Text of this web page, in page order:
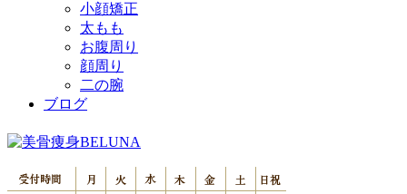
小顔矯正
太もも
お腹周り
顔周り
二の腕
ブログ